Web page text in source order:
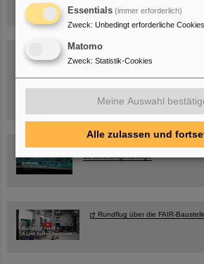
Anmeldung und weitere Informationen
geöffnet Di – Fr,
Sa, 11.07.26, 10:30-16:00 Uhr
Ernst-Ludwig-Str. 22
FAIR-Trailer: Der Weg der
Beschleunigeranlage
Rundflug über die FAIR-
Essentials (immer erforderlich)
Zweck: Unbedingt erforderliche Cookies
Matomo
Zweck: Statistik-Cookies
Meine Auswahl
Alle zulassen und